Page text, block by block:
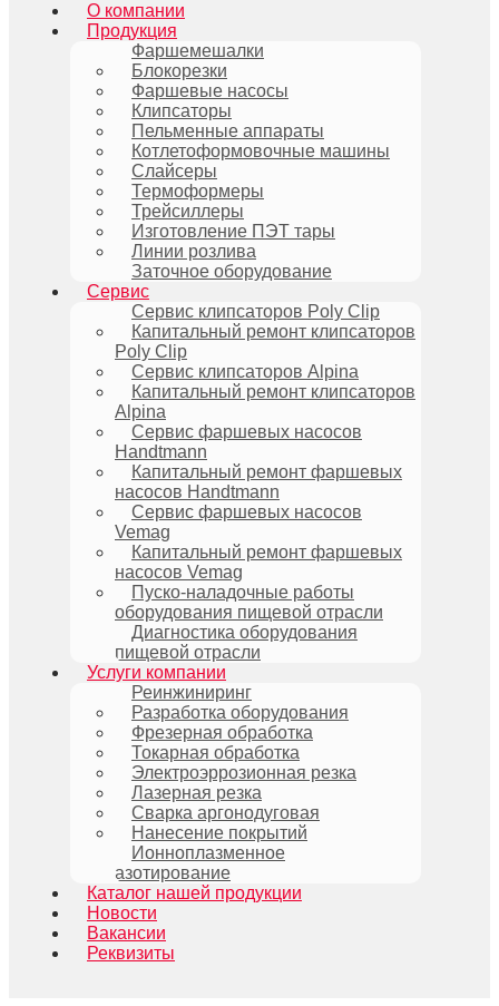
О компании
Продукция
Фаршемешалки
Блокорезки
Фаршевые насосы
Клипсаторы
Пельменные аппараты
Котлетоформовочные машины
Слайсеры
Термоформеры
Трейсиллеры
Изготовление ПЭТ тары
Линии розлива
Заточное оборудование
Сервис
Сервис клипсаторов Poly Clip
Капитальный ремонт клипсаторов
Poly Clip
Сервис клипсаторов Alpina
Капитальный ремонт клипсаторов
Alpina
Сервис фаршевых насосов
Handtmann
Капитальный ремонт фаршевых
насосов Handtmann
Сервис фаршевых насосов
Vemag
Капитальный ремонт фаршевых
насосов Vemag
Пуско-наладочные работы
оборудования пищевой отрасли
Диагностика оборудования
пищевой отрасли
Услуги компании
Реинжиниринг
Разработка оборудования
Фрезерная обработка
Токарная обработка
Электроэррозионная резка
Лазерная резка
Сварка аргонодуговая
Нанесение покрытий
Ионноплазменное
азотирование
Каталог нашей продукции
Новости
Вакансии
Реквизиты